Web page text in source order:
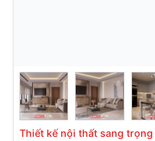
Thiết kế nội thất sang